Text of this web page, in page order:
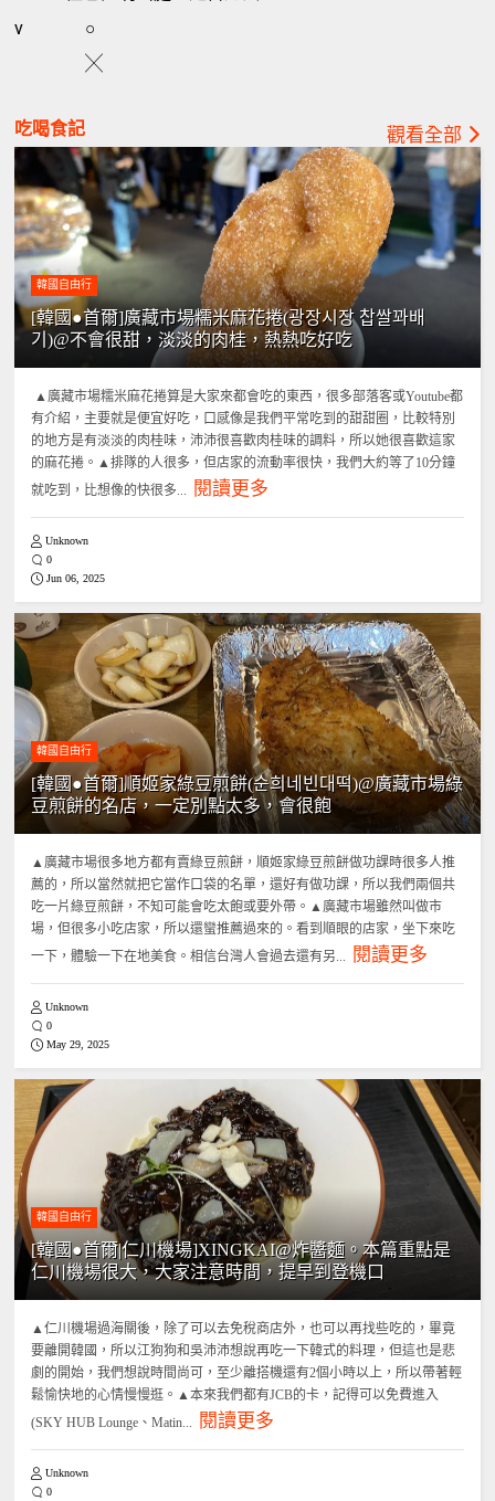
v
○
╳
吃喝食記 觀看全部
韓國自由行
[韓國●首爾]廣藏市場糯米麻花捲(광장시장 찹쌀꽈배
기)@不會很甜，淡淡的肉桂，熱熱吃好吃
▲廣藏市場糯米麻花捲算是大家來都會吃的東西，很多部落客或Youtube都
有介紹，主要就是便宜好吃，口感像是我們平常吃到的甜甜圈，比較特別
的地方是有淡淡的肉桂味，沛沛很喜歡肉桂味的調料，所以她很喜歡這家
的麻花捲。▲排隊的人很多，但店家的流動率很快，我們大約等了10分鐘
就吃到，比想像的快很多...
閱讀更多
Unknown
0
Jun 06, 2025
韓國自由行
[韓國●首爾]順姬家綠豆煎餅(순희네빈대떡)@廣藏市場綠
豆煎餅的名店，一定別點太多，會很飽
▲廣藏市場很多地方都有賣綠豆煎餅，順姬家綠豆煎餅做功課時很多人推
薦的，所以當然就把它當作口袋的名單，還好有做功課，所以我們兩個共
吃一片綠豆煎餅，不知可能會吃太飽或要外帶。▲廣藏市場雖然叫做市
場，但很多小吃店家，所以還蠻推薦過來的。看到順眼的店家，坐下來吃
一下，體驗一下在地美食。相信台灣人會過去還有另...
閱讀更多
Unknown
0
May 29, 2025
韓國自由行
[韓國●首爾|仁川機場]XINGKAI@炸醬麵。本篇重點是
仁川機場很大，大家注意時間，提早到登機口
▲仁川機場過海關後，除了可以去免稅商店外，也可以再找些吃的，畢竟
要離開韓國，所以江狗狗和吳沛沛想說再吃一下韓式的料理，但這也是悲
劇的開始，我們想說時間尚可，至少離搭機還有2個小時以上，所以帶著輕
鬆愉快地的心情慢慢逛。▲本來我們都有JCB的卡，記得可以免費進入
(SKY HUB Lounge、Matin...
閱讀更多
Unknown
0